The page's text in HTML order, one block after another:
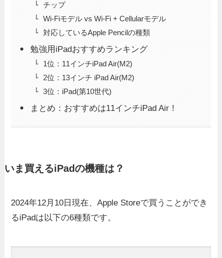
チップ
Wi-Fiモデル vs Wi-Fi + Cellularモデル
対応しているApple Pencilの種類
勉強用iPadおすすめランキング
1位：11インチiPad Air(M2)
2位：13インチ iPad Air(M2)
3位：iPad(第10世代)
まとめ：おすすめは11インチiPad Air！
いま買えるiPadの機種は？
2024年12月10日現在、Apple Storeで買うことができ
るiPadは以下の6種類です。